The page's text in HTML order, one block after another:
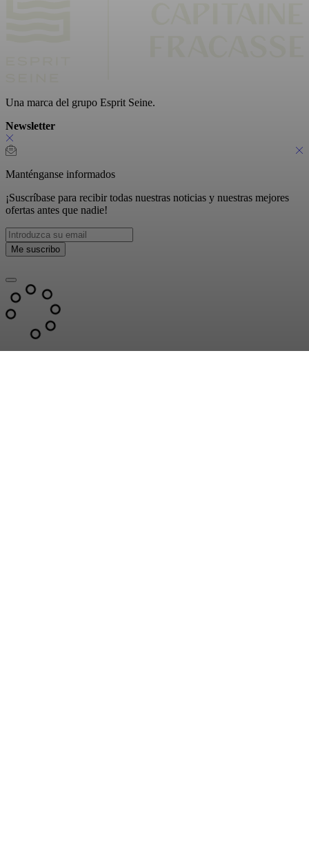
Una marca del grupo Esprit Seine.
Newsletter
Manténganse informados
¡Suscríbase para recibir todas nuestras noticias y nuestras mejores
ofertas antes que nadie!